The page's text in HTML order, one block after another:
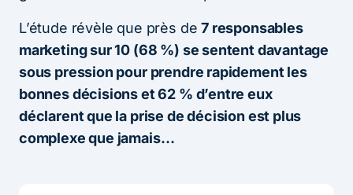
L’étude révèle que près de7 responsables
marketing sur 10 (68 %) se sentent davantage
sous pression pour prendre rapidement les
bonnes décisions et 62 % d’entre eux
déclarent que la prise de décision est plus
complexe que jamais…